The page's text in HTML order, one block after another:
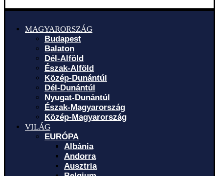
MAGYARORSZÁG
Budapest
Balaton
Dél-Alföld
Észak-Alföld
Közép-Dunántúl
Dél-Dunántúl
Nyugat-Dunántúl
Észak-Magyarország
Közép-Magyarország
VILÁG
EURÓPA
Albánia
Andorra
Ausztria